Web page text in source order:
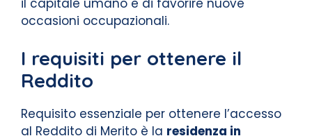
il capitale umano e di favorire nuove
occasioni occupazionali.
I requisiti per ottenere il
Reddito
Requisito essenziale per ottenere l’accesso
al Reddito di Merito è la residenza in